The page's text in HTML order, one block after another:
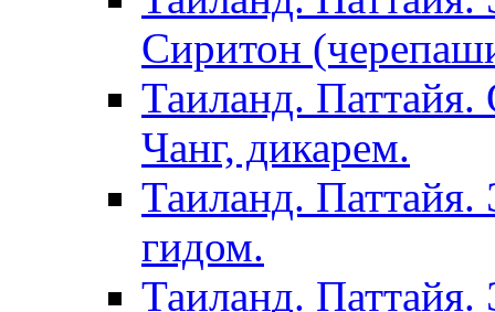
Сиритон
Таиланд.
Чанг, дикарем.
Таиланд.
гидом.
Таиланд.